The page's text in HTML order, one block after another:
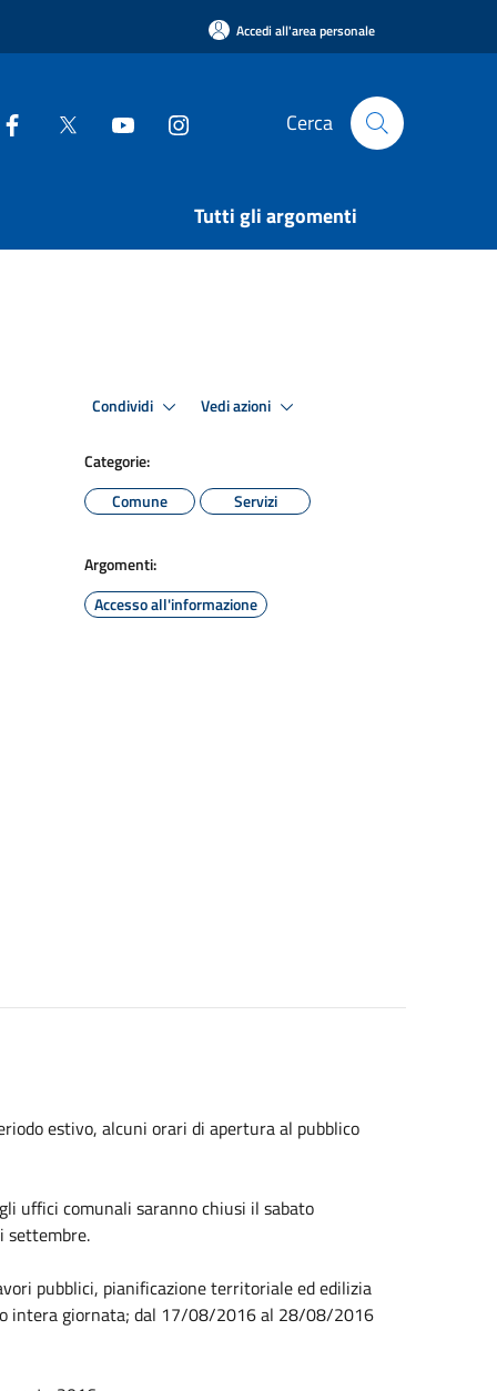
Accedi all'area personale
Cerca
Tutti gli argomenti
Condividi Vedi azioni
Categorie:
Comune
Servizi
Argomenti:
Accesso all'informazione
estivo, alcuni orari di apertura al pubblico
uffici comunali saranno chiusi il sabato
settembre.
pubblici, pianificazione territoriale ed edilizia
intera giornata; dal 17/08/2016 al 28/08/2016